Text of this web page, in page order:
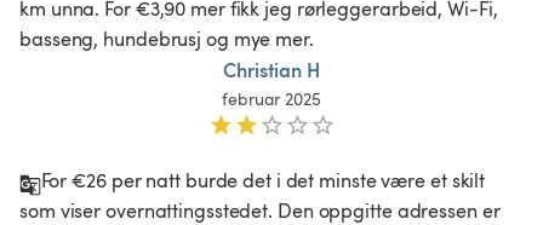
km unna. For €3,90 mer fikk jeg rørleggerarbeid, Wi-Fi,
basseng, hundebrusj og mye mer.
Christian H
februar 2025
For €26 per natt burde det i det minste være et skilt
som viser overnattingsstedet. Den oppgitte adressen er